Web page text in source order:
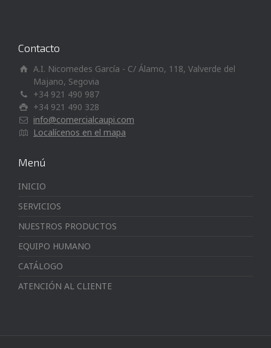
Contacto
A.I. Nicomedes García - C/ Álamo, 118, Valverde del
Majano, Segovia
+34 921 490 987
+34 921 490 328
info@comercialcaupi.com
Localícenos en el mapa
Menú
INICIO
SERVICIOS
NUESTROS PRODUCTOS
EQUIPO HUMANO
CATÁLOGO
ATENCIÓN AL CLIENTE